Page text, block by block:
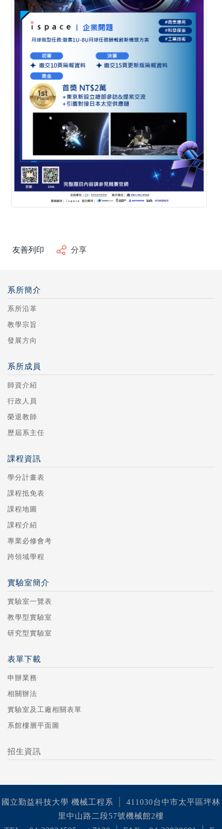
友善列印 分享
系所簡介
系所沿革
教學宗旨
發展方向
系所成員
師資介紹
行政人員
榮退教師
歷屆系主任
課程資訊
學分計畫表
課程抵免表
課程地圖
課程介紹
專業必修會考
跨領域學程
實驗室簡介
實驗室一覽表
教學型實驗室
研究型實驗室
表單下載
申辦業務
相關辦法
實驗室及工廠相關表單
系館樓層平面圖
招生資訊
國立勤益科技大學 機械工程系
411030台中市太平區坪林
里中山路二段57號機械館2樓